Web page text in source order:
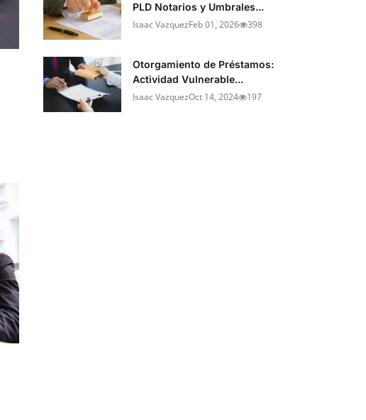
PLD Notarios y Umbrales...
Isaac VazquezFeb 01, 2026 398
Otorgamiento de Préstamos:
Actividad Vulnerable...
Isaac VazquezOct 14, 2024 197